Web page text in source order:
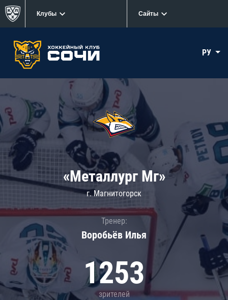
Клубы Сайты
РУ
«Металлург Мг»
г. Магнитогорск
Тренер:
Воробьёв Илья
1253
зрителей